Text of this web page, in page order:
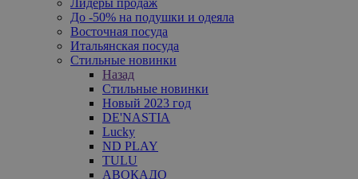
До -50% на подушки и одеяла
Восточная посуда
Итальянская посуда
Стильные новинки
Назад
Стильные новинки
Новый 2023 год
DE'NASTIA
Lucky
ND PLAY
TULU
АВОКАДО